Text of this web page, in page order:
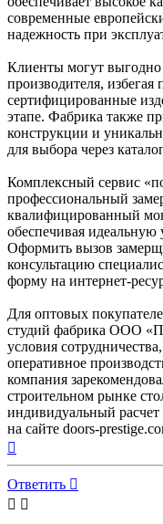
современные
надежность при
Клиенты могут
производителя,
сертифицированные
этапе. Фабрика также
конструкции и
для выбора через
Комплексный сервис
профессиональный
квалифицированный
обеспечивая
Оформить вызов
консультацию
форму на интернет-
Для оптовых
студий фабрика ООО
условия
оперативное
компания
строительном рынке
индивидуальный
на сайте doors-
началу
Ответить